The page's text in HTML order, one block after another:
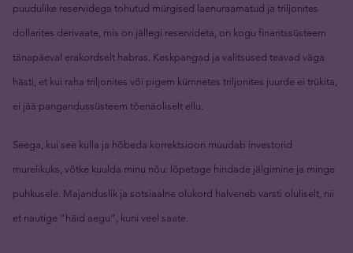
puudulike reservidega tohutud mürgised laenuraamatud ja triljonites
dollarites derivaate, mis on jällegi reservideta, on kogu finantssüsteem
tänapäeval erakordselt habras. Keskpangad ja valitsused teavad väga
hästi, et kui raha triljonites või pigem kümnetes triljonites juurde ei trükita,
ei jää pangandussüsteem tõenäoliselt ellu.
Seega, kui see kulla ja hõbeda korrektsioon muudab investorid
murelikuks, võtke kuulda minu nõu: lõpetage hindade jälgimine ja minge
puhkusele. Majanduslik ja sotsiaalne olukord halveneb varsti oluliselt, nii
et nautige “häid aegu”, kuni veel saate.